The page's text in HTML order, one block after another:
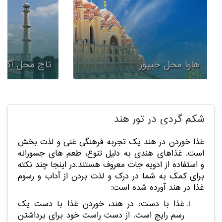
که در سفر ۲ شبه به دهلی و کشمیر می‌توانید داشته باشید،
سفر شما به کشمیر ۲ شب اقامت در دهلی جذاب است.
دهلی، پایتخت هند، با تاریخچه و فرهنگ غنی خود، بهترین
فرصت را برای آشنایی با جاذبه‌های فرهنگی و تاریخی این
کشور است.
معروف است.
کلاگهات: این جزایر گرمسیری در سواحل هند غربی واقع
شده اند و به خاطر سواحل زیبا و غواصی معروف هستند.
اینها تنها تعدادی از دیدنی های معروف و برتر هند
هستند. جاذبه های عالی دیگری نیز در سراسر این کشور
وجود دارد، بنابراین حتماً قبل از سفر خود تحقیقات خود
هاوا محل جیپور تاج محل آگرا
شکم گردی در تور هند
غذا خوردن در هند یک تجربه فرهنگی غنی و لذت بخش
است. غذاهای هندی به دلیل تنوع، طعم های جسورانه
و استفاده از ادویه جات معروف هستند.در اینجا چند نکته
برای کمک به شما در درک و لذت بردن از آداب و رسوم
غذا در هند آورده شده است:
غذا با دست: در هند، خوردن غذا با دست یک
رسم رایج است. از دست راست خود برای برداشتن